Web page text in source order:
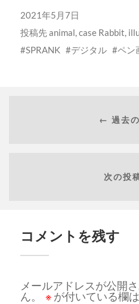
2021年5月7日
投稿先animal,case Rabbit,
SPRANK
デジタル ペン
← 過去
次の投
コメントを残す
メールアドレスが公開
ん。
※ が付いている欄